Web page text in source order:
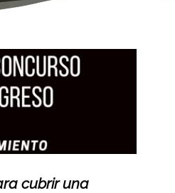
cubrir una